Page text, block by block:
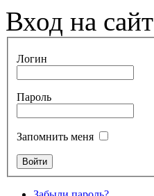
Вход на сайт
Логин
Пароль
Запомнить меня